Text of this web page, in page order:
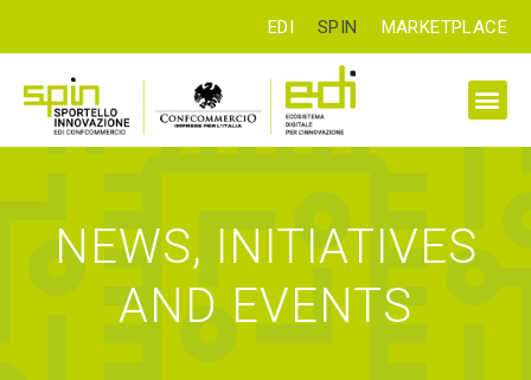
EDI SPIN MARKETPLACE
NEWS, INITIATIVES
AND EVENTS